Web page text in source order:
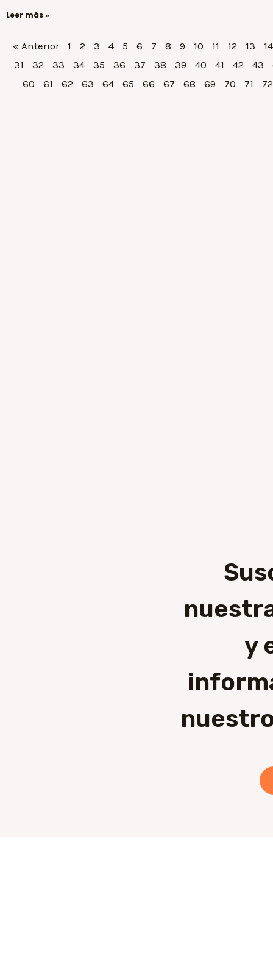
Leer más »
« Anterior 1 2 3 4 5 6 7 8 9 10 11 12 13
14
31
32 33 34 35 36 37 38 39 40 41 42 43
60
61 62 63 64 65 66 67 68 69 70 71 72
y